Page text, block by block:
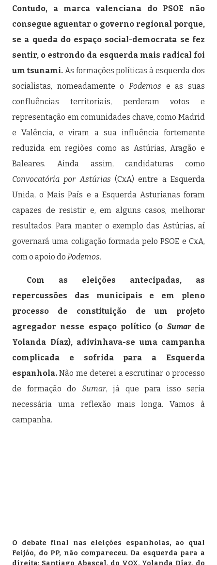
Contudo, a marca valenciana do PSOE não
consegue aguentar o governo regional porque,
se a queda do espaço social-democrata se fez
sentir, o estrondo da esquerda mais radical foi
um tsunami.As formações políticas à esquerda dos
socialistas, nomeadamente o Podemos e as suas
confluências territoriais, perderam votos e
representação em comunidades chave, como Madrid
e Valência, e viram a sua influência fortemente
reduzida em regiões como as Astúrias, Aragão e
Baleares. Ainda assim, candidaturas como
Convocatória por Astúrias (CxA) entre a Esquerda
Unida, o Mais País e a Esquerda Asturianas foram
capazes de resistir e, em alguns casos, melhorar
resultados. Para manter o exemplo das Astúrias, aí
governará uma coligação formada pelo PSOE e CxA,
com o apoio do Podemos.
Com as eleições antecipadas, as
repercussões das municipais e em pleno
processo de constituição de um projeto
agregador nesse espaço político (o Sumarde
Yolanda Díaz), adivinhava-se uma campanha
complicada e sofrida para a Esquerda
espanhola. Não me deterei a escrutinar o processo
de formação do Sumar, já que para isso seria
necessária uma reflexão mais longa. Vamos à
campanha.
O debate final nas eleições espanholas, ao qual
Feijóo, do PP, não compareceu. Da esquerda para a
direita: Santiago Abascal, do VOX, Yolanda Díaz, do